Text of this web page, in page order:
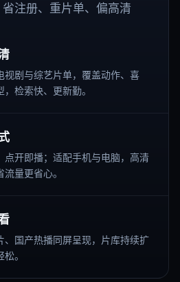
注册、重片单、偏高清
视剧与综艺片单，覆盖动作、喜
检索快、更新勤。
点开即播；适配手机与电脑，高清
量更省心。
、国产热播同屏呈现，片库持续扩
。